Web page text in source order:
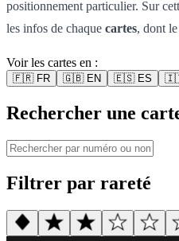
positionnement particulier. Sur
les infos de chaque cartes, dont
Voir les cartes en :
🇫🇷FR 🇬🇧EN 🇪🇸ES
Rechercher une
Filtrer par rareté